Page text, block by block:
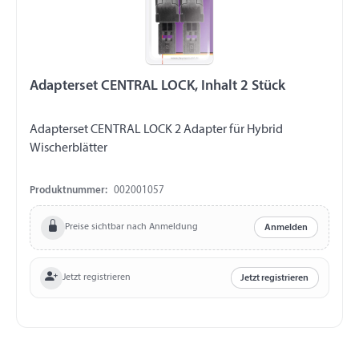
Adapterset CENTRAL LOCK, Inhalt 2 Stück
Adapterset CENTRAL LOCK 2 Adapter für Hybrid
Wischerblätter
Produktnummer: 002001057
Preise sichtbar nach Anmeldung Anmelden
Jetzt registrieren Jetzt registrieren